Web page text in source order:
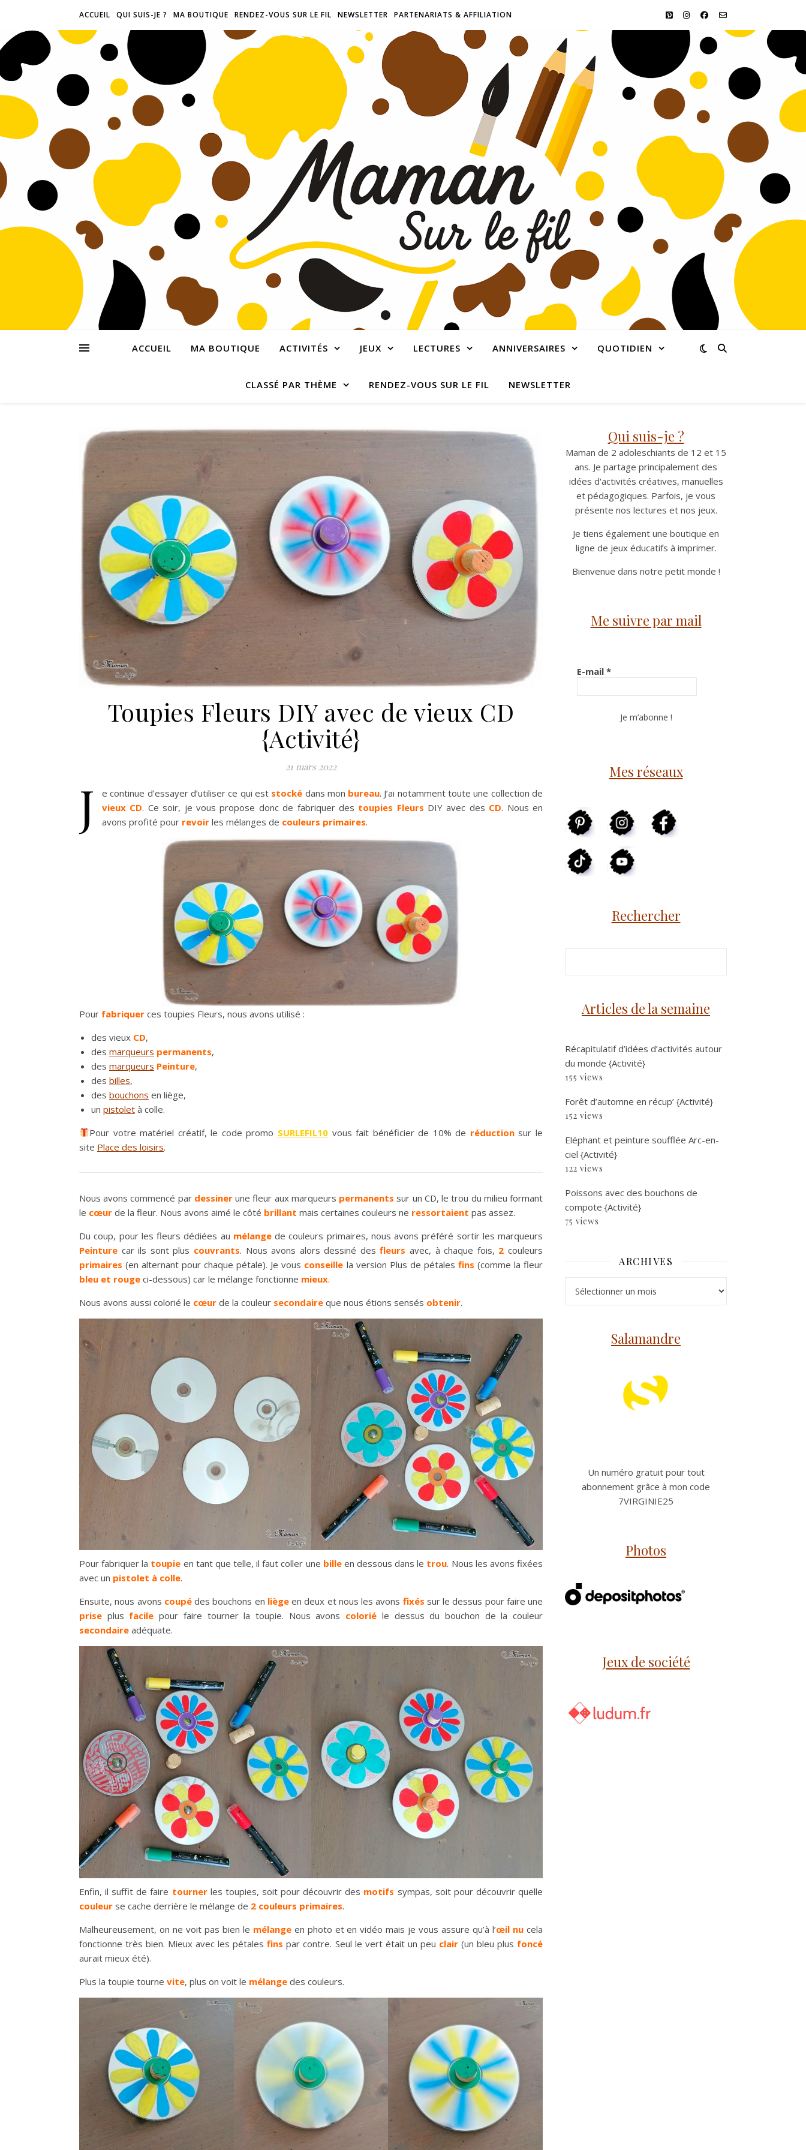
ACCUEIL QUI SUIS-JE ? MA BOUTIQUE RENDEZ-VOUS SUR LE FIL NEWSLETTER PARTENARIATS & AFFILIATION
ACCUEIL MA BOUTIQUE ACTIVITÉS JEUX LECTURES ANNIVERSAIRES QUOTIDIEN
CLASSÉ PAR THÈME RENDEZ-VOUS SUR LE FIL NEWSLETTER
Toupies Fleurs DIY avec de vieux CD
{Activité}
21 mars 2022
J e continue d’essayer d’utiliser ce qui est stocké dans mon bureau. J’ai notamment toute une collection de
vieux CD. Ce soir, je vous propose donc de fabriquer des toupies Fleurs DIY avec des CD. Nous en
avons profité pour revoir les mélanges de couleurs primaires.
Pour fabriquer ces toupies Fleurs, nous avons utilisé :
des vieux CD,
des marqueurs permanents,
des marqueurs Peinture,
des billes,
des bouchons en liège,
un pistolet à colle.
Pour votre matériel créatif, le code promo SURLEFIL10 vous fait bénéficier de 10% de réduction sur le
site Place des loisirs.
Nous avons commencé par dessiner une fleur aux marqueurs permanents sur un CD, le trou du milieu formant
le cœur de la fleur. Nous avons aimé le côté brillant mais certaines couleurs ne ressortaient pas assez.
Du coup, pour les fleurs dédiées au mélange de couleurs primaires, nous avons préféré sortir les marqueurs
Peinture car ils sont plus couvrants. Nous avons alors dessiné desfleurs avec, à chaque fois, 2 couleurs
primaires (en alternant pour chaque pétale). Je vous conseille la version Plus de pétales fins (comme la fleur
bleu et rouge ci-dessous) car le mélange fonctionne mieux.
Nous avons aussi colorié le cœur de la couleur secondaire que nous étions sensés obtenir.
Pour fabriquer la toupie en tant que telle, il faut coller une bille en dessous dans le trou. Nous les avons fixées
avec un pistolet à colle.
Ensuite, nous avons coupé des bouchons en liège en deux et nous les avons fixés sur le dessus pour faire une
prise plus facile pour faire tourner la toupie. Nous avons colorié le dessus du bouchon de la couleur
secondaire adéquate.
Enfin, il suffit de faire tourner les toupies, soit pour découvrir des motifs sympas, soit pour découvrir quelle
couleur se cache derrière le mélange de 2 couleurs primaires.
Malheureusement, on ne voit pas bien le mélange en photo et en vidéo mais je vous assure qu’à l’œil nu cela
fonctionne très bien. Mieux avec les pétalesfins par contre. Seul le vert était un peu clair (un bleu plus foncé
aurait mieux été).
Plus la toupie tourne vite, plus on voit le mélange des couleurs.
Qui suis-je ?
Maman de 2 adoleschiants de 12 et 15
ans. Je partage principalement des
idées d'activités créatives, manuelles
et pédagogiques. Parfois, je vous
présente nos lectures et nos jeux.
Je tiens également une boutique en
ligne de jeux éducatifs à imprimer.
Bienvenue dans notre petit monde !
Me suivre par mail
E-mail *
Mes réseaux
Rechercher
Articles de la semaine
Récapitulatif d’idées d’activités autour
du monde {Activité}
155 views
Forêt d’automne en récup’ {Activité}
152 views
Eléphant et peinture soufflée Arc-en-
ciel {Activité}
122 views
Poissons avec des bouchons de
compote {Activité}
75 views
ARCHIVES
Salamandre
Un numéro gratuit pour tout
abonnement grâce à mon code
7VIRGINIE25
Photos
Jeux de société